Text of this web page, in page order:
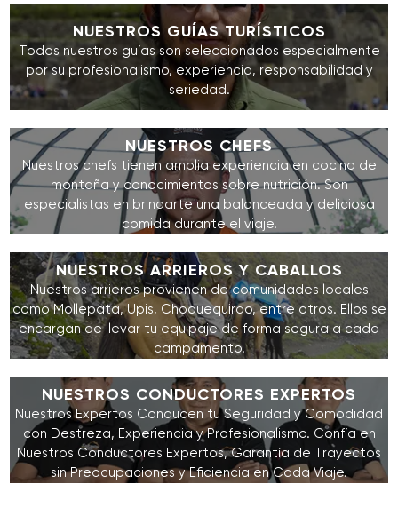
NUESTROS GUÍAS TURÍSTICOS
Todos nuestros guías son seleccionados especialmente
por su profesionalismo, experiencia, responsabilidad y
seriedad.
NUESTROS CHEFS
Nuestros chefs tienen amplia experiencia en cocina de
montaña y conocimientos sobre nutrición. Son
especialistas en brindarte una balanceada y deliciosa
comida durante el viaje.
NUESTROS ARRIEROS Y CABALLOS
Nuestros arrieros provienen de comunidades locales
como Mollepata, Upis, Choquequirao, entre otros. Ellos se
encargan de llevar tu equipaje de forma segura a cada
campamento.
NUESTROS CONDUCTORES EXPERTOS
Nuestros Expertos Conducen tu Seguridad y Comodidad
con Destreza, Experiencia y Profesionalismo. Confía en
Nuestros Conductores Expertos, Garantía de Trayectos
sin Preocupaciones y Eficiencia en Cada Viaje.